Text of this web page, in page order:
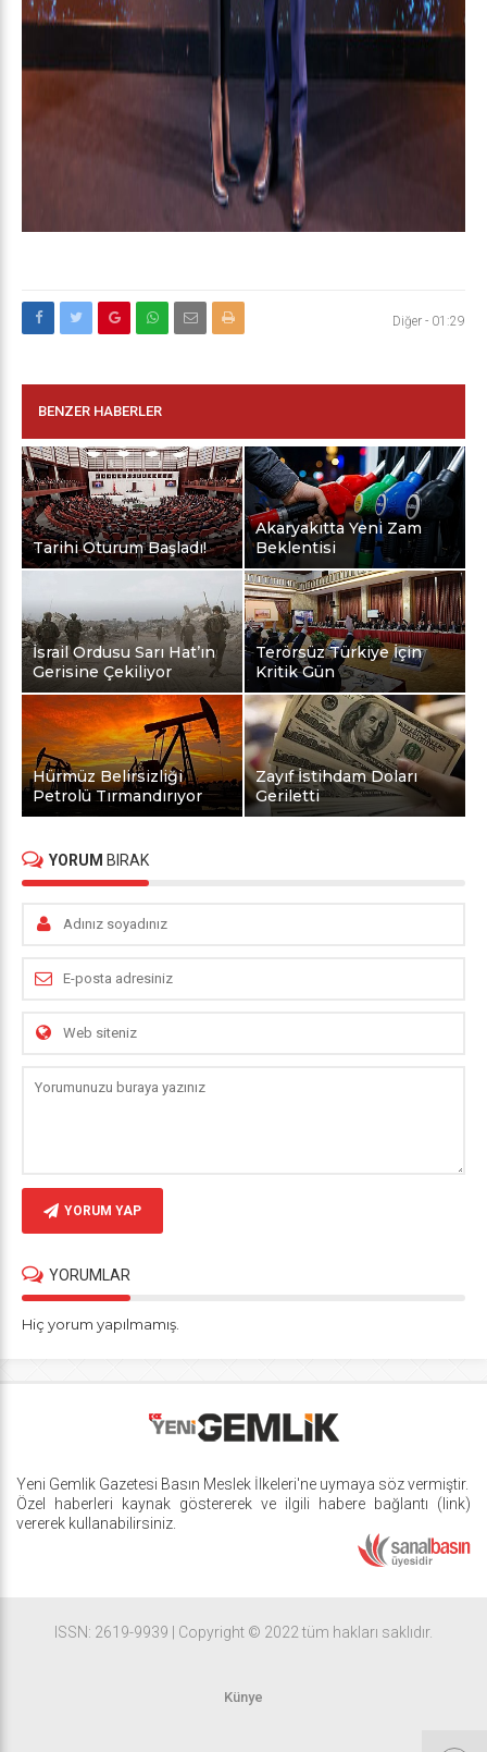
Diğer - 01:29
BENZER HABERLER
Tarihi Oturum Başladı!
Akaryakıtta Yeni Zam
Beklentisi
İsrail Ordusu Sarı Hat’ın
Gerisine Çekiliyor
Terörsüz Türkiye İçin
Kritik Gün
Hürmüz Belirsizliği
Petrolü Tırmandırıyor
Zayıf İstihdam Doları
Geriletti
YORUM BIRAK
YORUM YAP
YORUMLAR
Hiç yorum yapılmamış.
Yeni Gemlik Gazetesi Basın Meslek İlkeleri'ne uymaya söz vermiştir.
Özel haberleri kaynak göstererek ve ilgili habere bağlantı (link)
vererek kullanabilirsiniz.
ISSN: 2619-9939 | Copyright © 2022 tüm hakları saklıdır.
Künye